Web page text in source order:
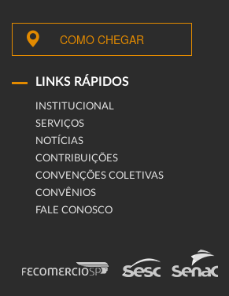
COMO CHEGAR
LINKS RÁPIDOS
INSTITUCIONAL
SERVIÇOS
NOTÍCIAS
CONTRIBUIÇÕES
CONVENÇÕES COLETIVAS
CONVÊNIOS
FALE CONOSCO